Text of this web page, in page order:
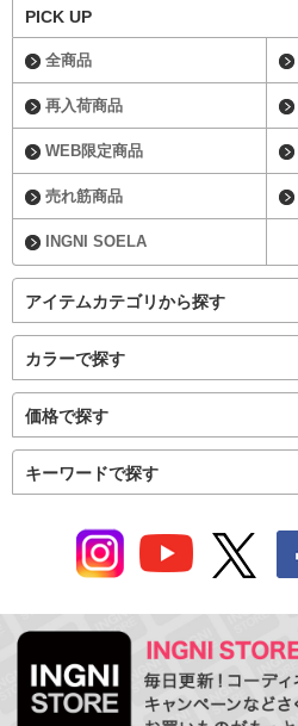
PICK UP
全商品
再入荷商品
WEB限定商品
売れ筋商品
INGNI SOELA
アイテムカテゴリから探す
カラーで探す
価格で探す
キーワードで探す